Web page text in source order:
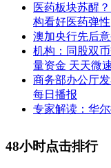
医药板块苏醒
构看好医药弹
澳加央行先后
机构：同股双
量资金 天天微
商务部办公厅
每日播报
专家解读：华
48小时点击排行